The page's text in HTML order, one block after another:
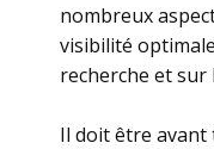
nombreux
visibilité
recherche et
Il doit être